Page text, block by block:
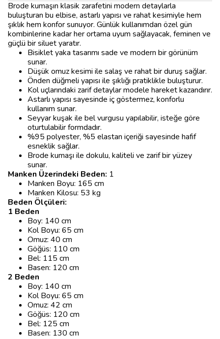
Brode kumaşın klasik zarafetini modern detaylarla
buluşturan bu elbise, astarlı yapısı ve rahat kesimiyle hem
şıklık hem konfor sunuyor. Günlük kullanımdan özel gün
kombinlerine kadar her ortama uyum sağlayacak, feminen ve
güçlü bir siluet yaratır.
Bisiklet yaka tasarımı sade ve modern bir görünüm
sunar.
Düşük omuz kesimi ile salaş ve rahat bir duruş sağlar.
Önden düğmeli yapısı ile şıklığı pratiklikle buluşturur.
Kol uçlarındaki zarif detaylar modele hareket kazandırır.
Astarlı yapısı sayesinde iç göstermez, konforlu
kullanım sunar.
Seyyar kuşak ile bel vurgusu yapılabilir, isteğe göre
oturtulabilir formdadır.
%95 polyester, %5 elastan içeriği sayesinde hafif
esneklik sağlar.
Brode kumaşı ile dokulu, kaliteli ve zarif bir yüzey
sunar.
Manken Üzerindeki Beden: 1
Manken Boyu: 165 cm
Manken Kilosu: 53 kg
Beden Ölçüleri:
1 Beden
Boy: 140 cm
Kol Boyu: 65 cm
Omuz: 40 cm
Göğüs: 110 cm
Bel: 115 cm
Basen: 120 cm
2 Beden
Boy: 140 cm
Kol Boyu: 65 cm
Omuz: 42 cm
Göğüs: 120 cm
Bel: 125 cm
Basen: 130 cm